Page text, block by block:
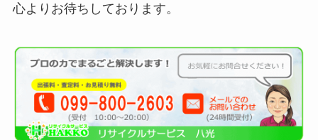
心よりお待ちしております。